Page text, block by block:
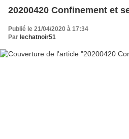
20200420 Confinement et
Publié le 21/04/2020 à 17:34
Par lechatnoir51